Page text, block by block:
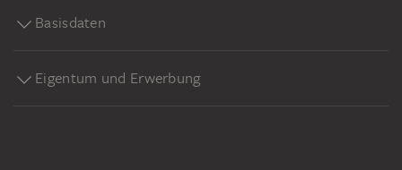
Basisdaten
Eigentum und Erwerbung